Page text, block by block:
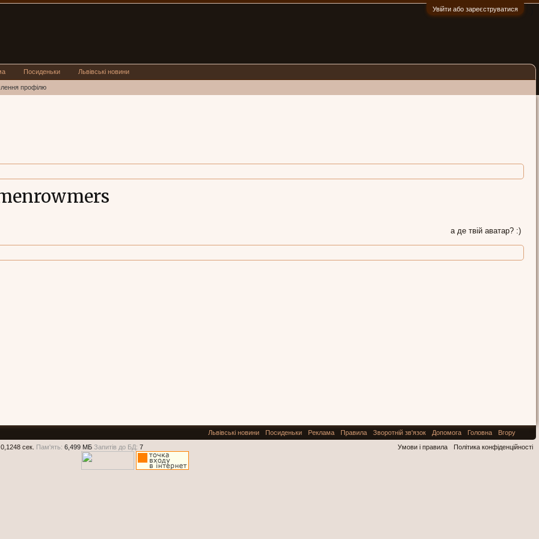
Увійти або зареєструватися
а де твій аватар? :)
профілю
Посиденьки Львівські новини
Львівські новини Посиденьки Реклама Правила Зворотній зв'язок Допомога Головна
Вгору
Умови і правила
Політика конфіденційності
0,1248 сек. Пам'ять: 6,499 МБ Запитів до БД: 7